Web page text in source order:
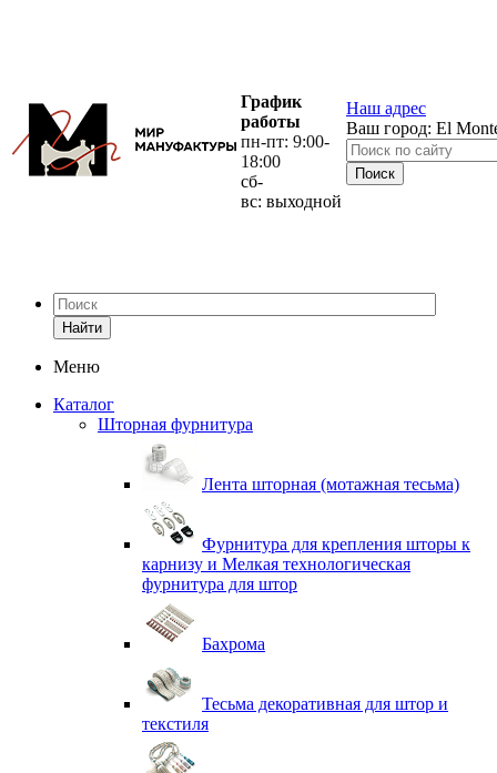
График
работы
пн-пт: 9:00-
18:00
сб-
вс: выходной
Наш адрес
Ваш город: El
Найти
Меню
Каталог
Шторная фурнитура
Лента шторная (мотажная тесьма)
Фурнитура для крепления шторы к
карнизу и Мелкая технологическая
фурнитура для штор
Бахрома
Тесьма декоративная для штор и
текстиля